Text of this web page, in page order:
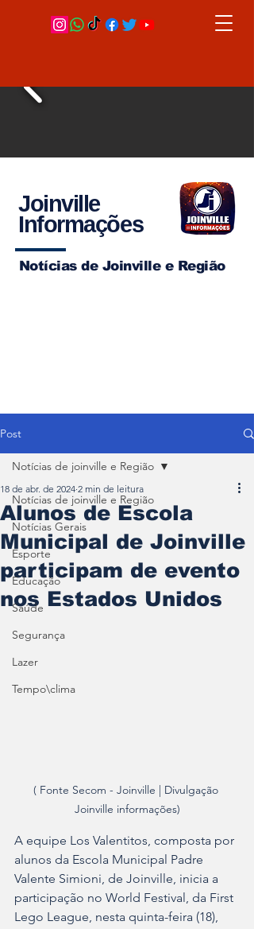
Joinville
Informações
Notícias de Joinville e Região
Post
Notícias de joinville e Região
Notícias Gerais
Esporte
Educação
Saúde
Segurança
Lazer
Tempo\clima
Notícias de joinville e Região
Alunos de Escola
Municipal de Joinville
participam de evento
nos Estados Unidos
18 de abr. de 2024 2 min de leitura
( Fonte Secom - Joinville | Divulgação
Joinville informações)
A equipe Los Valentitos, composta por
alunos da Escola Municipal Padre
Valente Simioni, de Joinville, inicia a
participação no World Festival, da First
Lego League, nesta quinta-feira (18),